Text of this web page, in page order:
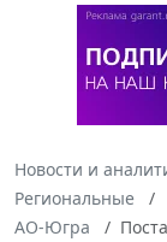
Новости и
Региональные
АО-Югра